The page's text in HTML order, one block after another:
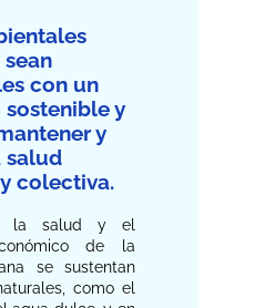
con un
y
y
salud
colectiva.
la salud y el
de la
se sustentan
como el